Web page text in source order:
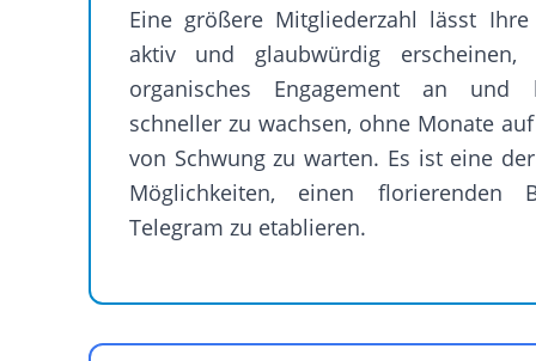
Eine größere Mitgliederzahl lässt
aktiv und glaubwürdig erscheinen,
organisches Engagement an und
schneller zu wachsen, ohne Monate
von Schwung zu warten. Es ist eine
Möglichkeiten, einen florierenden
Telegram zu etablieren.